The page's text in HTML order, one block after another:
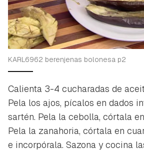
Para poder guardar como
iniciar sesión con tu cuenta de
INICIAR SESIÓN
KARL6962 berenjenas bolonesa p2
Calienta 3-4 cucharadas de
Pela los ajos, pícalos en dados
sartén. Pela la cebolla, córtala
Pela la zanahoria, córtala en
e incorpórala. Sazona y cocina
Gracias por suscribirte a
ACEPTAR